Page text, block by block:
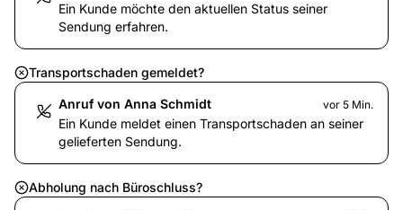
Ein Kunde möchte den aktuellen Status seiner
Sendung erfahren.
Transportschaden gemeldet?
Anruf von Anna Schmidt vor 5 Min.
Ein Kunde meldet einen Transportschaden an seiner
gelieferten Sendung.
Abholung nach Büroschluss?